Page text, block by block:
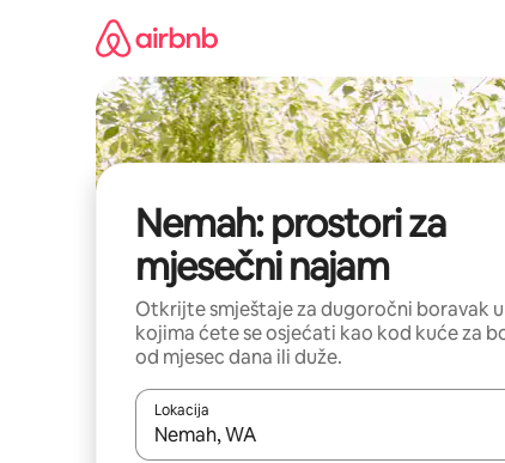
Nemah: prostori za
mjesečni najam
Otkrijte smještaje za dugoročni boravak u
kojima ćete se osjećati kao kod kuće za
od mjesec dana ili duže.
Lokacija
Kad su rezultati dostupni, možete da se